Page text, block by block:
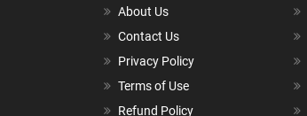
About Us
Contact Us
Privacy Policy
Terms of Use
Refund Policy